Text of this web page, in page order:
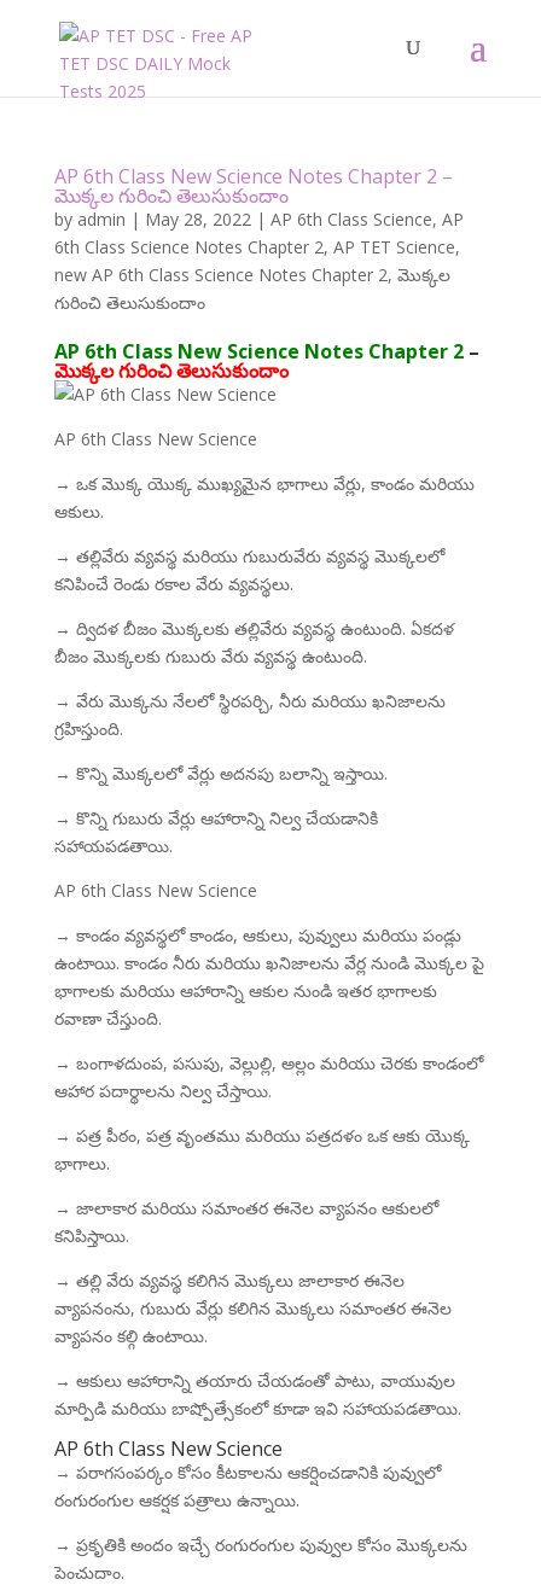
AP 6th Class New Science Notes Chapter 2 –
మొక్కల గురించి తెలుసుకుందాం
by admin | May 28, 2022| AP 6th Class Science, AP
6th Class Science Notes Chapter 2, AP TET Science,
new AP 6th Class Science Notes Chapter 2, మొక్కల
గురించి తెలుసుకుందాం
AP 6th Class New Science Notes Chapter 2–
మొక్కల గురించి తెలుసుకుందాం
AP 6th Class New Science
→ ఒక మొక్క యొక్క ముఖ్యమైన భాగాలు వేర్లు, కాండం మరియు
ఆకులు.
→ తల్లివేరు వ్యవస్థ మరియు గుబురువేరు వ్యవస్థ మొక్కలలో
కనిపించే రెండు రకాల వేరు వ్యవస్థలు.
→ ద్విదళ బీజం మొక్కలకు తల్లివేరు వ్యవస్థ ఉంటుంది. ఏకదళ
బీజం మొక్కలకు గుబురు వేరు వ్యవస్థ ఉంటుంది.
→ వేరు మొక్కను నేలలో స్థిరపర్చి, నీరు మరియు ఖనిజాలను
గ్రహిస్తుంది.
→ కొన్ని మొక్కలలో వేర్లు అదనపు బలాన్ని ఇస్తాయి.
→ కొన్ని గుబురు వేర్లు ఆహారాన్ని నిల్వ చేయడానికి
సహాయపడతాయి.
AP 6th Class New Science
→ కాండం వ్యవస్థలో కాండం, ఆకులు, పువ్వులు మరియు పండ్లు
ఉంటాయి. కాండం నీరు మరియు ఖనిజాలను వేర్ల నుండి మొక్కల పై
భాగాలకు మరియు ఆహారాన్ని ఆకుల నుండి ఇతర భాగాలకు
రవాణా చేస్తుంది.
→ బంగాళదుంప, పసుపు, వెల్లుల్లి, అల్లం మరియు చెరకు కాండంలో
ఆహార పదార్థాలను నిల్వ చేస్తాయి.
→ పత్ర పీఠం, పత్ర వృంతము మరియు పత్రదళం ఒక ఆకు యొక్క
భాగాలు.
→ జాలాకార మరియు సమాంతర ఈనెల వ్యాపనం ఆకులలో
కనిపిస్తాయి.
→ తల్లి వేరు వ్యవస్థ కలిగిన మొక్కలు జాలాకార ఈనెల
వ్యాపనంను, గుబురు వేర్లు కలిగిన మొక్కలు సమాంతర ఈనెల
వ్యాపనం కల్గి ఉంటాయి.
→ ఆకులు ఆహారాన్ని తయారు చేయడంతో పాటు, వాయువుల
మార్పిడి మరియు బాష్పోత్సేకంలో కూడా ఇవి సహాయపడతాయి.
AP 6th Class New Science
→ పరాగసంపర్కం కోసం కీటకాలను ఆకర్షించడానికి పువ్వులో
రంగురంగుల ఆకర్షక పత్రాలు ఉన్నాయి.
→ ప్రకృతికి అందం ఇచ్చే రంగురంగుల పువ్వుల కోసం మొక్కలను
పెంచుదాం.